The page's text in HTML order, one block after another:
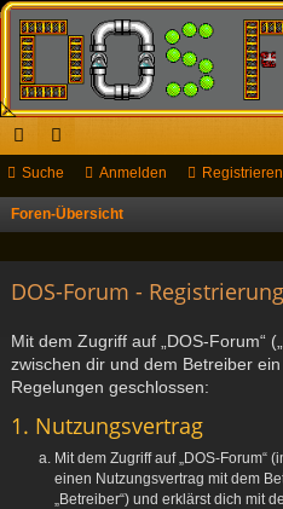
ch
ne
ug
or
en
Suche Anmelden Registrieren
Foren-Übersicht
DOS-Forum - Registrierung
Mit dem Zugriff auf „DOS-Forum“
zwischen dir und dem Betreiber
Regelungen geschlossen:
1. Nutzungsvertrag
Mit dem Zugriff auf „DOS-Forum“
einen Nutzungsvertrag mit dem
„Betreiber“) und erklärst dich mit